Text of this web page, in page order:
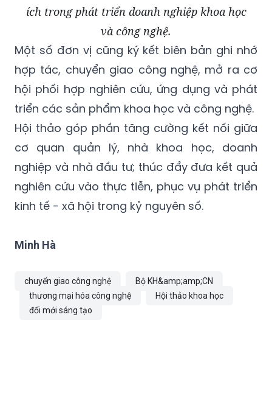
ích trong phát triển doanh nghiệp khoa học
và công nghệ.
Một số đơn vị cũng ký kết biên bản ghi nhớ
hợp tác, chuyển giao công nghệ, mở ra cơ
hội phối hợp nghiên cứu, ứng dụng và phát
triển các sản phẩm khoa học và công nghệ.
Hội thảo góp phần tăng cường kết nối giữa
cơ quan quản lý, nhà khoa học, doanh
nghiệp và nhà đầu tư; thúc đẩy đưa kết quả
nghiên cứu vào thực tiễn, phục vụ phát triển
kinh tế - xã hội trong kỷ nguyên số.
Minh Hà
chuyển giao công nghệ
Bộ KH&amp;amp;CN
thương mại hóa công nghệ
Hội thảo khoa học
đổi mới sáng tạo